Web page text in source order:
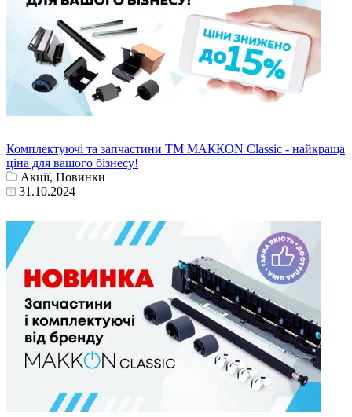
Комплектуючі та запчастини ТМ МАККОN Classic - найкраща
ціна для вашого бізнесу!
Акції, Новинки
31.10.2024